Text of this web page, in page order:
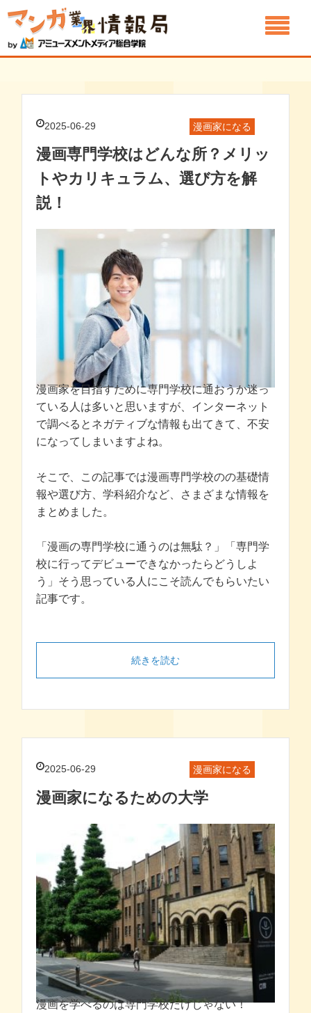
2025-06-29 漫画家になる
漫画専門学校はどんな所？メリッ
トやカリキュラム、選び方を解
説！
漫画家を目指すために専門学校に通おうか迷っ
ている人は多いと思いますが、インターネット
で調べるとネガティブな情報も出てきて、不安
になってしまいますよね。
そこで、この記事では漫画専門学校のの基礎情
報や選び方、学科紹介など、さまざまな情報を
まとめました。
「漫画の専門学校に通うのは無駄？」「専門学
校に行ってデビューできなかったらどうしよ
う」そう思っている人にこそ読んでもらいたい
記事です。
続きを読む
2025-06-29 漫画家になる
漫画家になるための大学
漫画を学べるのは専門学校だけじゃない！